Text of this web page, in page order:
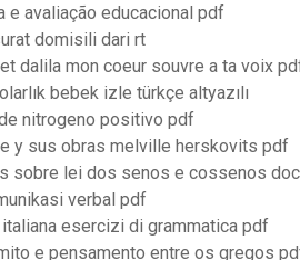
e avaliação educacional pdf
domisili dari rt
dalila mon coeur souvre a ta voix
bebek izle türkçe altyazılı
nitrogeno positivo pdf
y sus obras melville herskovits pdf
sobre lei dos senos e cossenos doc
verbal pdf
esercizi di grammatica pdf
e pensamento entre os gregos